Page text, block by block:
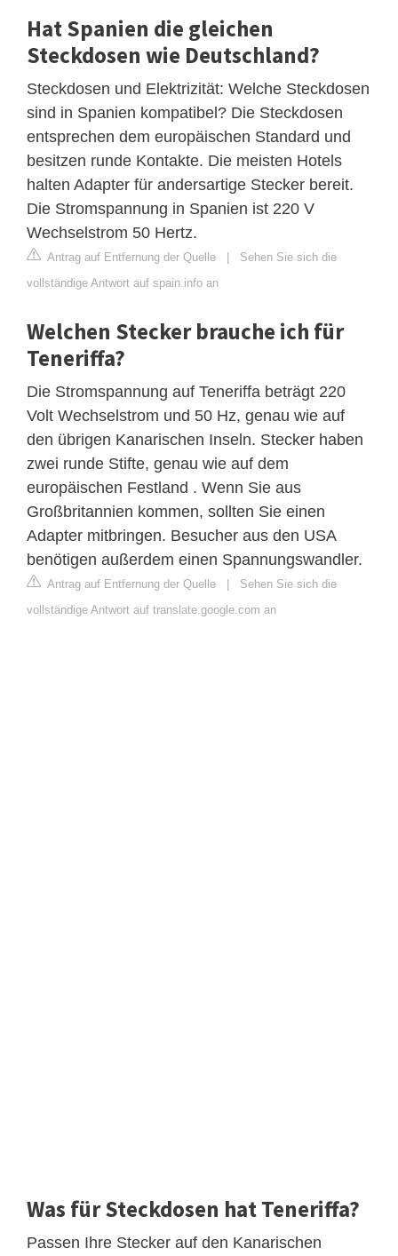
Hat Spanien die gleichen
Steckdosen wie Deutschland?
Steckdosen und Elektrizität: Welche Steckdosen
sind in Spanien kompatibel? Die Steckdosen
entsprechen dem europäischen Standard und
besitzen runde Kontakte. Die meisten Hotels
halten Adapter für andersartige Stecker bereit.
Die Stromspannung in Spanien ist 220 V
Wechselstrom 50 Hertz.
Antrag auf Entfernung der Quelle | Sehen Sie sich die
vollständige Antwort auf spain.info an
Welchen Stecker brauche ich für
Teneriffa?
Die Stromspannung auf Teneriffa beträgt 220
Volt Wechselstrom und 50 Hz, genau wie auf
den übrigen Kanarischen Inseln. Stecker haben
zwei runde Stifte, genau wie auf dem
europäischen Festland . Wenn Sie aus
Großbritannien kommen, sollten Sie einen
Adapter mitbringen. Besucher aus den USA
benötigen außerdem einen Spannungswandler.
Antrag auf Entfernung der Quelle | Sehen Sie sich die
vollständige Antwort auf translate.google.com an
Was für Steckdosen hat Teneriffa?
Passen Ihre Stecker auf den Kanarischen